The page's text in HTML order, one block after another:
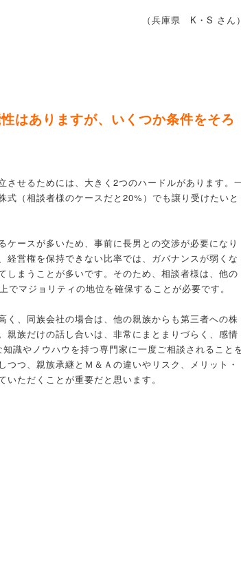
（兵庫県 K・S さん
はありますが、いくつか条件をそろ
せるためには、大きく2つのハードルがあります。
（相談者様のケースだと20%）でも譲り受けたいと
ースが多いため、事前に長男との交渉が必要になり
営権を保持できない比率では、ガバナンスが弱くな
まうことが多いです。そのため、相談者様は、他の
マジョリティの地位を確保することが必要です。
、同族会社の場合は、他の親族からも第三者への株
族だけの話し合いは、非常にまとまりづらく、感情
識やノウハウを持つ専門家に一度ご相談されること
つ、親族承継とＭ＆Ａの違いやリスク、メリット・
ただくことが重要だと思います。